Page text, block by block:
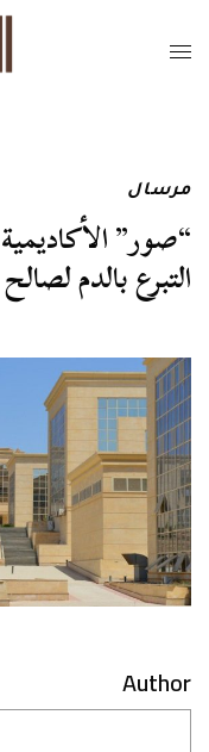
مرسال
“صور”
التبرع بالدم
Author